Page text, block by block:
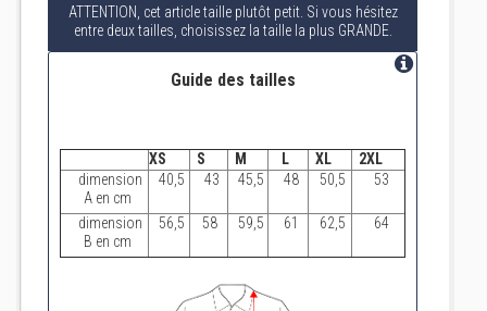
ATTENTION, cet article taille plutôt petit. Si vous hésitez
entre deux tailles, choisissez la taille la plus GRANDE.
Guide des tailles
XS S M L XL
2XL
dimension
A en cm
40,5 43 45,5 48 50,5 53
dimension
B en cm
56,5 58 59,5 61 62,5 64